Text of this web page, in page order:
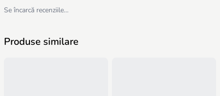
Se încarcă recenziile…
Produse similare